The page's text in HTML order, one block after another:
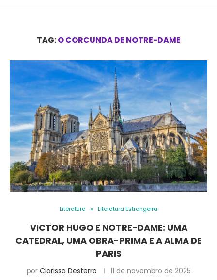
TAG:O CORCUNDA DE NOTRE-DAME
Literatura Literatura Estrangeira
VICTOR HUGO E NOTRE-DAME: UMA
CATEDRAL, UMA OBRA-PRIMA E A ALMA DE
PARIS
por Clarissa Desterro 11 de novembro de 2025